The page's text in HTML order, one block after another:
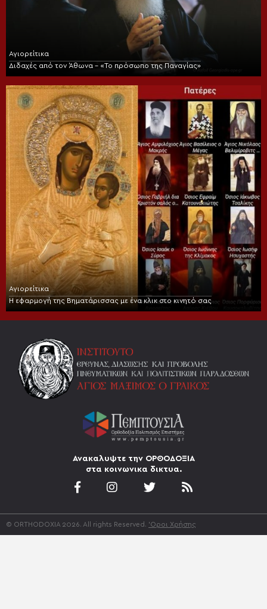
Αγιορείτικα
Διδαχές από τον Άθωνα – «Το πρόσωπο της Παναγίας»
Αγιορείτικα
Η εφαρμογή της Βηματάρισσας με ένα κλικ στο κινητό σας
Ανακαλυψτε την ΟΡΘΟΔΟΞΙΑ
στα κοινωνικα δικτυα.
© ORTHODOXIA 2026. All rights Reserved. 'Οροι Χρήσης